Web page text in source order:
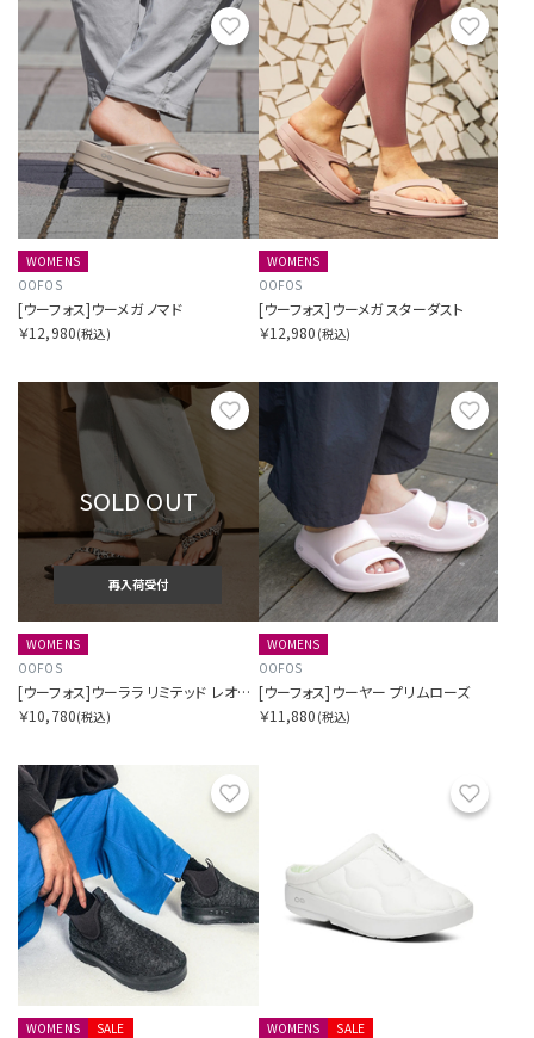
お気に入り
WOMENS
OOFOS
[ウーフォス]ウーメガ ノマド
￥12,980(税込)
お気
WOMENS
OOFOS
[ウーフォス]ウーメガ スターダスト
￥12,980 (税込)
お気に入り
SOLD OUT
再入荷受付
WOMENS
OOFOS
[ウーフォス]ウーララ リミテッド レオパード2
￥10,780(税込)
WOMENS
OOFOS
[ウーフォス]ウーヤー プリムローズ
￥11,880 (税込)
お気に入り
SALE
WOMENS
SALE
WOMENS